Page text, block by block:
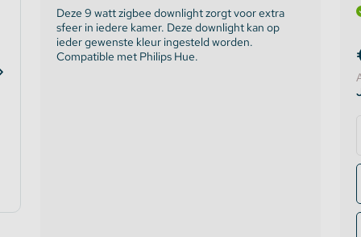
/ Gipsplaten Profiel
Overig
Deze 9 watt zigbee downlight zorgt voor extra
sfeer in iedere kamer. Deze downlight kan op
ieder gewenste kleur ingesteld worden.
Compatible met Philips Hue.